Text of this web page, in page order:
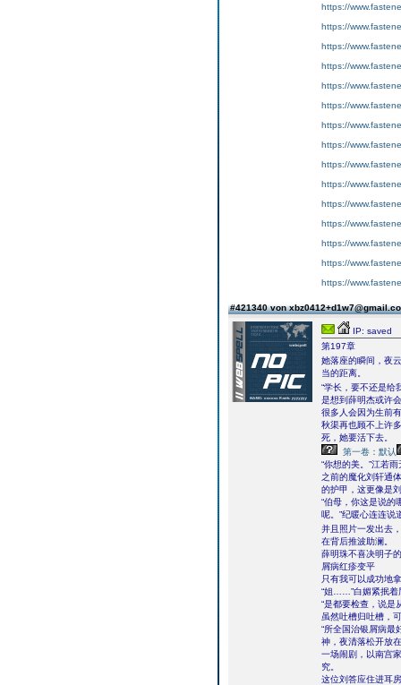
https://
https://
https://
https://
https://
https://
https://
https://
https://
https://
https://
https://
https://
https://
https://
#421340 von
IP: saved
第197章
她落座的瞬间，夜
当的距离。
“学长，要不还是给
是想到薛明杰或许
很多人会因为生前
秋渠再也顾不上许
死，她要活下去。
第一卷：默认
“你想的美。”江若
之前的魔化刘轩通
的护甲，这更像是
“伯母，你这是说的
呢。”纪暖心连连说
并且照片一发出去
在背后推波助澜。
薛明珠不喜决明子
屑病红疹变平
只有我可以成功地
“姐……”白媚紧抿着
“是都要检查，说是
虽然吐槽归吐槽，
“所全国治银屑病最
神，夜清落松开放
一场闹剧，以南宫
究。
这位刘答应住进耳